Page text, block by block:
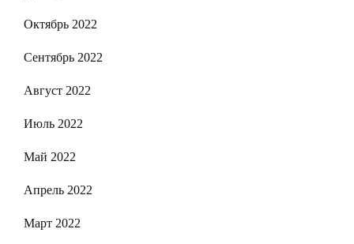
Октябрь 2022
Сентябрь 2022
Август 2022
Июль 2022
Май 2022
Апрель 2022
Март 2022